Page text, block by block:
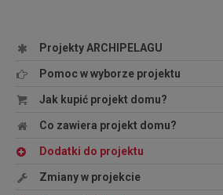
Projekty ARCHIPELAGU
Pomoc w wyborze projektu
Jak kupić projekt domu?
Co zawiera projekt domu?
Dodatki do projektu
Zmiany w projekcie